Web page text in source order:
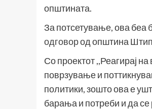
општината.
За потсетување, ова беа
одговород општина
Со проектот ,,Реагирај
поврзување и
политики, зошто ова е
барања и потреби и да се